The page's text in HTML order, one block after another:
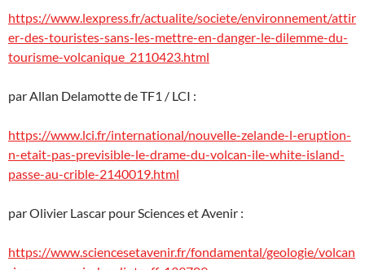
https://www.lexpress.fr/actualite/societe/environnement/attir
er-des-touristes-sans-les-mettre-en-danger-le-dilemme-du-
tourisme-volcanique_2110423.html
par Allan Delamotte de TF1 / LCI :
https://www.lci.fr/international/nouvelle-zelande-l-eruption-
n-etait-pas-previsible-le-drame-du-volcan-ile-white-island-
passe-au-crible-2140019.html
par Olivier Lascar pour Sciences et Avenir :
https://www.sciencesetavenir.fr/fondamental/geologie/volcan